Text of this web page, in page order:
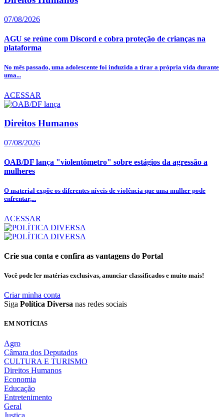
07/08/2026
AGU se reúne com Discord e cobra proteção de crianças na
plataforma
No mês passado, uma adolescente foi induzida a tirar a própria vida durante
uma...
ACESSAR
Direitos Humanos
07/08/2026
OAB/DF lança "violentômetro" sobre estágios da agressão a
mulheres
O material expõe os diferentes níveis de violência que uma mulher pode
enfrentar,...
ACESSAR
Crie sua conta e confira as vantagens do Portal
Você pode ler matérias exclusivas, anunciar classificados e muito mais!
Criar minha conta
Siga Política Diversa nas redes sociais
EM NOTÍCIAS
Agro
Câmara dos Deputados
CULTURA E TURISMO
Direitos Humanos
Economia
Educação
Entretenimento
Geral
Justiça